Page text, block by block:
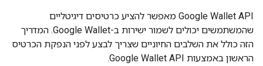
Google Wallet API מאפשר להציע כרטיסים דיגיטליים
שהמשתמשים יכולים לשמור ישירות ב-Google Wallet. המדריך
הזה כולל את השלבים החיוניים שצריך לבצע לפני הנפקת הכרטיס
הראשון באמצעות Google Wallet API.